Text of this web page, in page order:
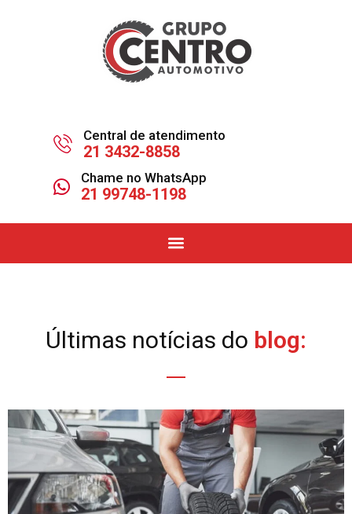
Central de atendimento
21 3432-8858
Chame no WhatsApp
21 99748-1198
Últimas notícias do blog: